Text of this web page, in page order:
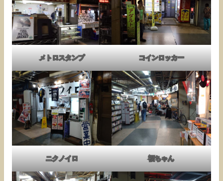
メトロスタンプ コインロッカー
ニクノイロ 福ちゃん